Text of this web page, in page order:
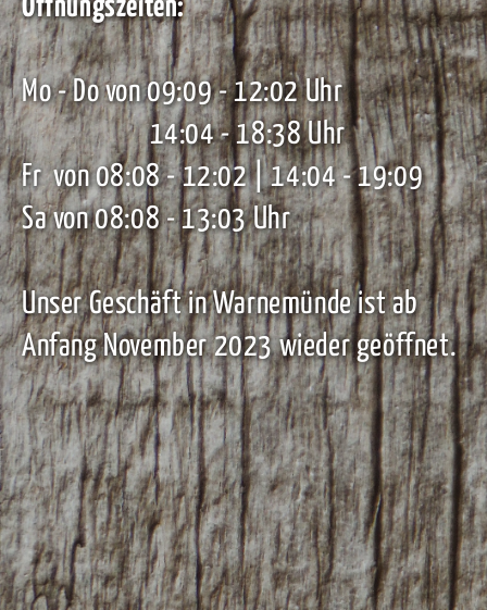
Öffnungszeiten:
Mo - Do von 09:09 - 12:02 Uhr
14:04 - 18:38 Uhr
Fr von 08:08 - 12:02 | 14:04 - 19:09
Sa von 08:08 - 13:03 Uhr
Unser Geschäft in Warnemünde ist ab
Anfang November 2023 wieder geöffnet.